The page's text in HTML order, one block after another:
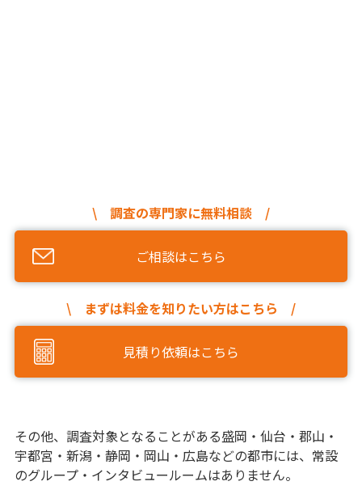
\ 調査の専門家に無料相談 /
ご相談はこちら
\ まずは料金を知りたい方はこちら /
見積り依頼はこちら
その他、調査対象となることがある盛岡・仙台・郡山・
宇都宮・新潟・静岡・岡山・広島などの都市には、常設
のグループ・インタビュールームはありません。